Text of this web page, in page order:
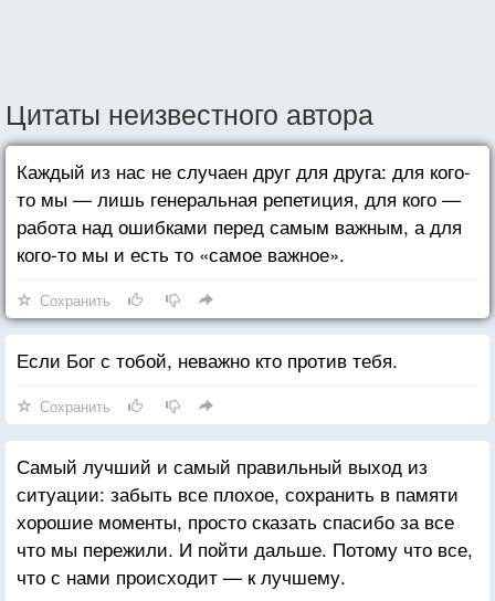
Цитаты неизвестного автора
Каждый из нас не случаен друг для друга: для кого-
то мы — лишь генеральная репетиция, для кого —
работа над ошибками перед самым важным, а для
кого-то мы и есть то «самое важное».
Сохранить
Если Бог с тобой, неважно кто против тебя.
Сохранить
Самый лучший и самый правильный выход из
ситуации: забыть все плохое, сохранить в памяти
хорошие моменты, просто сказать спасибо за все
что мы пережили. И пойти дальше. Потому что все,
что с нами происходит — к лучшему.